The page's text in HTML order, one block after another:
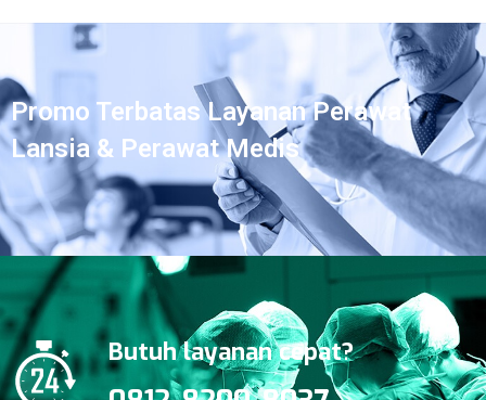
Promo Terbatas Layanan Perawat
Lansia & Perawat Medis
Butuh layanan cepat?